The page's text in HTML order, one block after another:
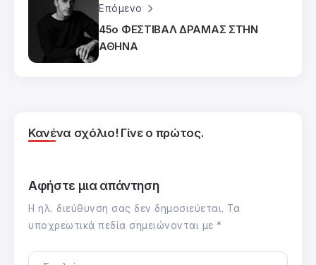
Επόμενο
45ο ΦΕΣΤΙΒΑΛ ΔΡΑΜΑΣ ΣΤΗΝ
ΑΘΗΝΑ
Κανένα σχόλιο! Γίνε ο πρώτος.
Αφήστε μια απάντηση
Η ηλ. διεύθυνση σας δεν δημοσιεύεται. Τα
υποχρεωτικά πεδία σημειώνονται με *